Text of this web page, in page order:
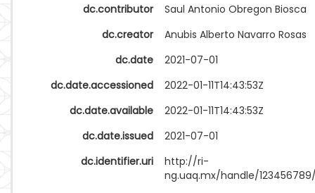
dc.contributor
Saul Antonio Obregon Biosca
dc.creator
Anubis Alberto Navarro Rosas
dc.date
2021-07-01
dc.date.accessioned
2022-01-11T14:43:53Z
dc.date.available
2022-01-11T14:43:53Z
dc.date.issued
2021-07-01
dc.identifier.uri
http://ri-
ng.uaq.mx/handle/